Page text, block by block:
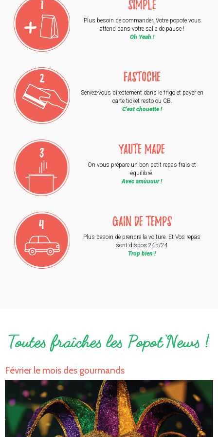
Toutes fraîches les Popot‘News !
Février le mois des gourmands
SIMPLE
Plus besoin de commander. Votre popote vous
attend dans votre salle de pause !
Oh Yeah !
FASTOCHE
Servez-vous directement dans le frigo et payer en
carte ticket resto ou CB.
C'est chouette !
YAUTE MADE
On vous prépare un bon petit repas frais et
équilibré.
Avec amùuuur !
GAIN DE TEMPS
Plus besoin de prendre la voiture. Et Vos repas
sont dispos 24h/24
Trop bien !